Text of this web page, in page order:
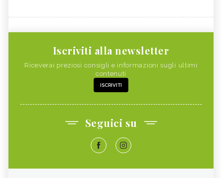
Iscriviti alla newsletter
Riceverai preziosi consigli e informazioni sugli ultimi
contenuti
ISCRIVITI
Seguici su